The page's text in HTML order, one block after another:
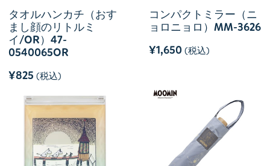
タオルハンカチ（おす
まし顔のリトルミ
イ/OR）47-
0540065OR
¥825 (税込)
コンパクトミラー（ニ
ョロニョロ）MM-3626
¥1,650 (税込)